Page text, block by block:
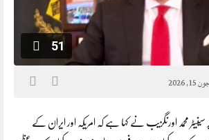
51
جون 15, 2026
محمد اورنگزیب نے کہا ہے کہ امریکہ اور ایران کے